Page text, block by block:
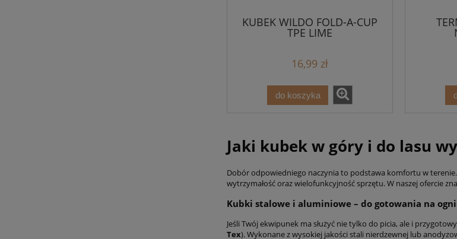
KUBEK WILDO FOLD-A-CUP
TPE LIME
16,99 zł
do koszyka
Jaki kubek w góry i do lasu
Dobór odpowiedniego naczynia to podstawa komfortu w
wytrzymałość oraz wielofunkcyjność sprzętu. W naszej ofercie
Kubki stalowe i aluminiowe – do gotowania na
Jeśli Twój ekwipunek ma służyć nie tylko do picia, ale i
Tex). Wykonane z wysokiej jakości stali nierdzewnej lub